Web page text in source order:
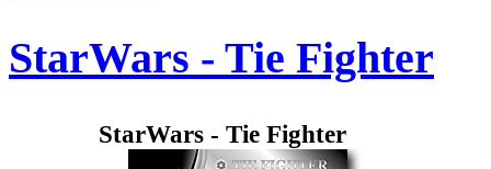
StarWars - Tie Fighter
StarWars - Tie Fighter